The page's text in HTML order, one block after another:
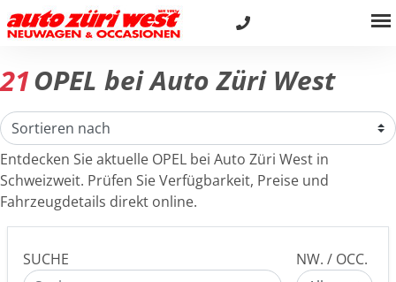
21OPEL bei Auto Züri West
Entdecken Sie aktuelle OPEL bei Auto Züri West in
Schweizweit. Prüfen Sie Verfügbarkeit, Preise und
Fahrzeugdetails direkt online.
SUCHE NW. / OCC.